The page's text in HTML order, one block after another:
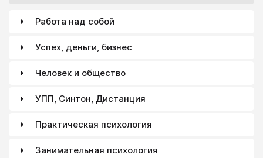
Работа над собой
Успех, деньги, бизнес
Человек и общество
УПП, Синтон, Дистанция
Практическая психология
Занимательная психология